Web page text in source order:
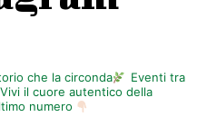
che la circonda
Eventi tra
il cuore autentico della
numero